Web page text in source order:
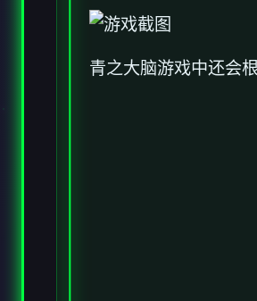
青之大脑游戏中还会